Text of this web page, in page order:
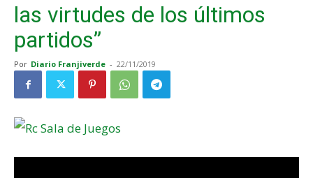
las virtudes de los últimos
partidos”
Por Diario Franjiverde - 22/11/2019